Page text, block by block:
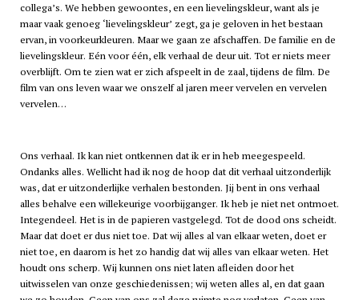
collega’s. We hebben gewoontes, en een lievelingskleur, want als je
maar vaak genoeg ‘lievelingskleur’ zegt, ga je geloven in het bestaan
ervan, in voorkeurkleuren. Maar we gaan ze afschaffen. De familie en de
lievelingskleur. Eén voor één, elk verhaal de deur uit. Tot er niets meer
overblijft. Om te zien wat er zich afspeelt in de zaal, tijdens de film. De
film van ons leven waar we onszelf al jaren meer vervelen en vervelen
vervelen…
Ons verhaal. Ik kan niet ontkennen dat ik er in heb meegespeeld.
Ondanks alles. Wellicht had ik nog de hoop dat dit verhaal uitzonderlijk
was, dat er uitzonderlijke verhalen bestonden. Jij bent in ons verhaal
alles behalve een willekeurige voorbijganger. Ik heb je niet net ontmoet.
Integendeel. Het is in de papieren vastgelegd. Tot de dood ons scheidt.
Maar dat doet er dus niet toe. Dat wij alles al van elkaar weten, doet er
niet toe, en daarom is het zo handig dat wij alles van elkaar weten. Het
houdt ons scherp. Wij kunnen ons niet laten afleiden door het
uitwisselen van onze geschiedenissen; wij weten alles al, en dat gaan